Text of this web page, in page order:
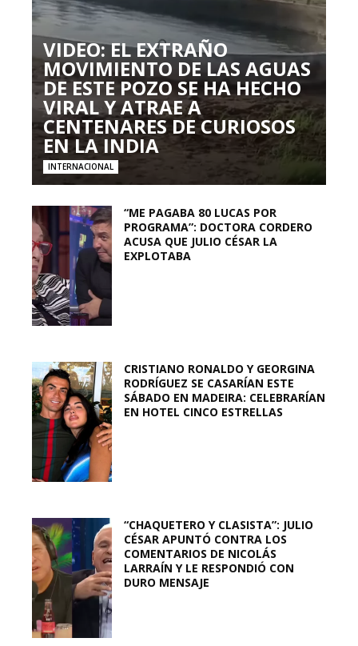
VIDEO: EL EXTRAÑO
MOVIMIENTO DE LAS AGUAS
DE ESTE POZO SE HA HECHO
VIRAL Y ATRAE A
CENTENARES DE CURIOSOS
EN LA INDIA
INTERNACIONAL
“ME PAGABA 80 LUCAS POR
PROGRAMA”: DOCTORA CORDERO
ACUSA QUE JULIO CÉSAR LA
EXPLOTABA
CRISTIANO RONALDO Y GEORGINA
RODRÍGUEZ SE CASARÍAN ESTE
SÁBADO EN MADEIRA: CELEBRARÍAN
EN HOTEL CINCO ESTRELLAS
“CHAQUETERO Y CLASISTA”: JULIO
CÉSAR APUNTÓ CONTRA LOS
COMENTARIOS DE NICOLÁS
LARRAÍN Y LE RESPONDIÓ CON
DURO MENSAJE